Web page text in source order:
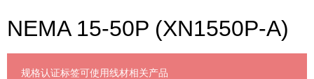
NEMA 15-50P (XN1550P-A)
规格认证标签可使用线材相关产品